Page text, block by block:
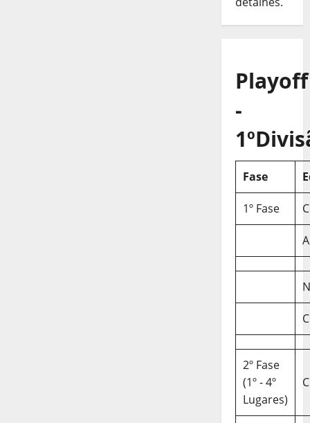
Playoff
-
Fase
1º Fase
2º Fase
(1º - 4º
Lugares)